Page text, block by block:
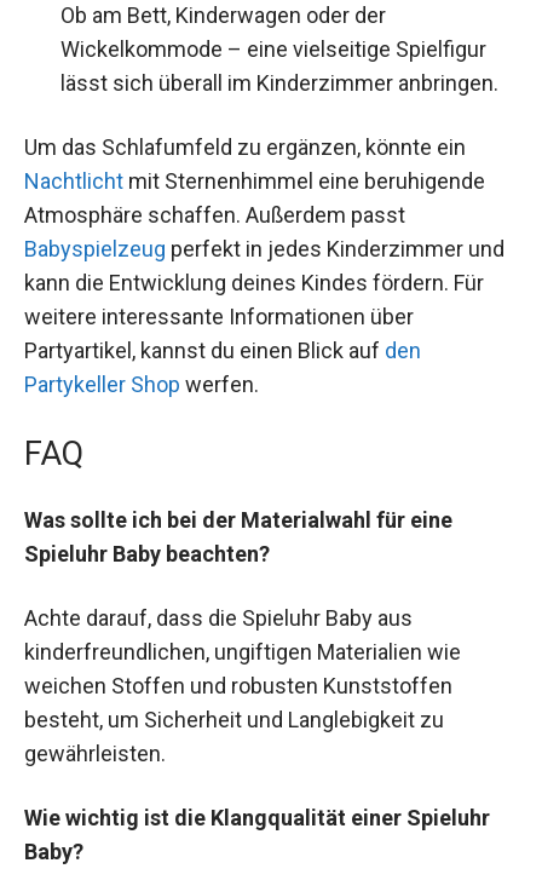
Ob am Bett, Kinderwagen oder der
Wickelkommode – eine vielseitige Spielfigur
lässt sich überall im Kinderzimmer anbringen.
Um das Schlafumfeld zu ergänzen, könnte ein
Nachtlicht mit Sternenhimmel eine beruhigende
Atmosphäre schaffen. Außerdem passt
Babyspielzeug perfekt in jedes Kinderzimmer und
kann die Entwicklung deines Kindes fördern. Für
weitere interessante Informationen über
Partyartikel, kannst du einen Blick auf den
Partykeller Shop werfen.
FAQ
Was sollte ich bei der Materialwahl für eine
Spieluhr Baby beachten?
Achte darauf, dass die Spieluhr Baby aus
kinderfreundlichen, ungiftigen Materialien wie
weichen Stoffen und robusten Kunststoffen
besteht, um Sicherheit und Langlebigkeit zu
gewährleisten.
Wie wichtig ist die Klangqualität einer Spieluhr
Baby?